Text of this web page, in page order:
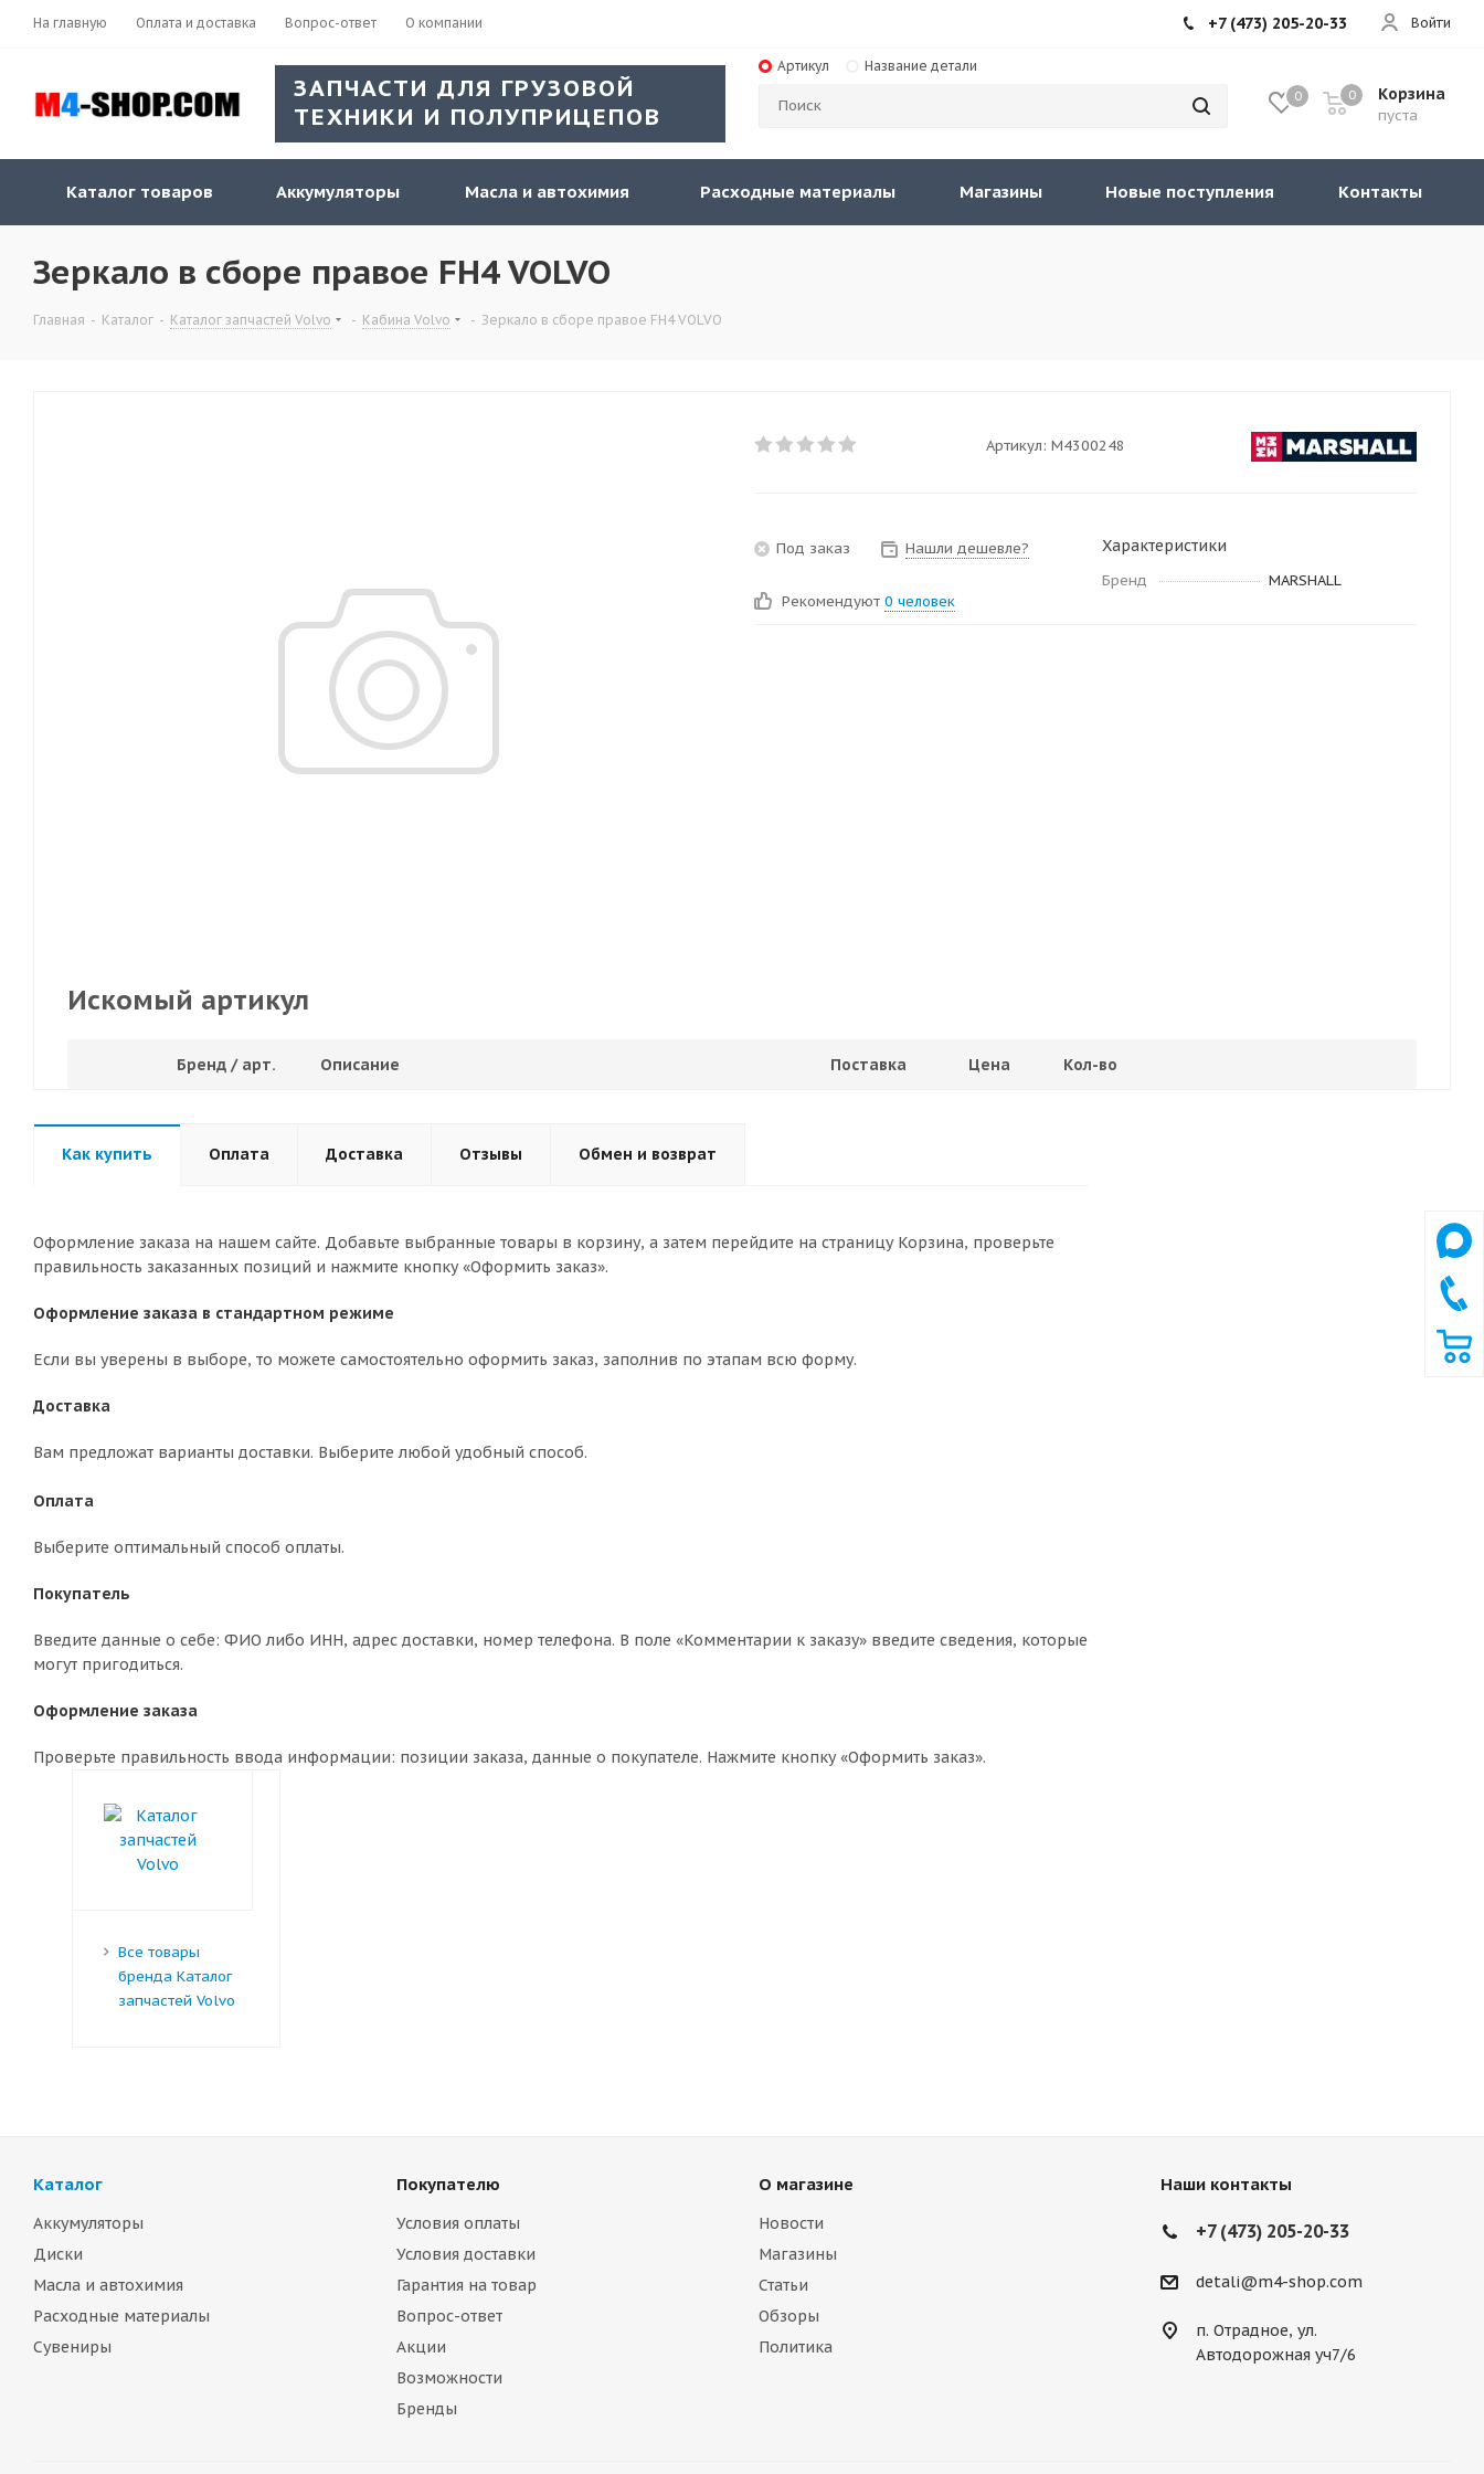
На главную Оплата и доставка Вопрос-ответ О компании Войти
+7 (473) 205-20-33
ЗАПЧАСТИ ДЛЯ ГРУЗОВОЙ
ТЕХНИКИ И ПОЛУПРИЦЕПОВ
Артикул Название детали
0 Корзина
пуста
0
Каталог товаров Аккумуляторы Масла и автохимия Расходные материалы Магазины Новые поступления Контакты
Зеркало в сборе правое FH4 VOLVO
Главная - Каталог - Каталог запчастей Volvo - Кабина Volvo - Зеркало в сборе правое FH4 VOLVO
Артикул: M4300248
Под заказ Нашли дешевле?
Рекомендуют 0 человек
Характеристики
Бренд MARSHALL
Искомый артикул
Бренд / арт. Описание Поставка Цена Кол-во
Как купить Оплата Доставка Отзывы Обмен и возврат
Оформление заказа на нашем сайте. Добавьте выбранные товары в корзину, а затем перейдите на страницу Корзина, проверьте
правильность заказанных позиций и нажмите кнопку «Оформить заказ».
Оформление заказа в стандартном режиме
Если вы уверены в выборе, то можете самостоятельно оформить заказ, заполнив по этапам всю форму.
Доставка
Вам предложат варианты доставки. Выберите любой удобный способ.
Оплата
Выберите оптимальный способ оплаты.
Покупатель
Введите данные о себе: ФИО либо ИНН, адрес доставки, номер телефона. В поле «Комментарии к заказу» введите сведения, которые
могут пригодиться.
Оформление заказа
Проверьте правильность ввода информации: позиции заказа, данные о покупателе. Нажмите кнопку «Оформить заказ».
Все товары
бренда Каталог
запчастей Volvo
Каталог
Аккумуляторы
Диски
Масла и автохимия
Расходные материалы
Сувениры
Покупателю
Условия оплаты
Условия доставки
Гарантия на товар
Вопрос-ответ
Акции
Возможности
Бренды
О магазине
Новости
Магазины
Статьи
Обзоры
Политика
Наши контакты
+7 (473) 205-20-33
detali@m4-shop.com
п. Отрадное, ул.
Автодорожная уч7/6